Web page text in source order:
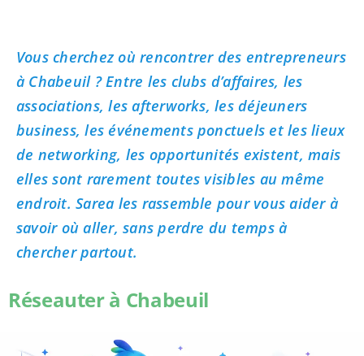
Vous cherchez où rencontrer des entrepreneurs
à Chabeuil ? Entre les clubs d’affaires, les
associations, les afterworks, les déjeuners
business, les événements ponctuels et les lieux
de networking, les opportunités existent, mais
elles sont rarement toutes visibles au même
endroit. Sarea les rassemble pour vous aider à
savoir où aller, sans perdre du temps à
chercher partout.
Réseauter à Chabeuil